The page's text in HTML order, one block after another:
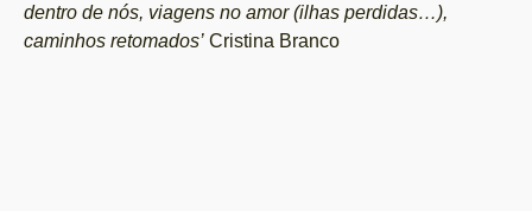
dentro de nós, viagens no amor (ilhas perdidas…),
caminhos retomados’ Cristina Branco